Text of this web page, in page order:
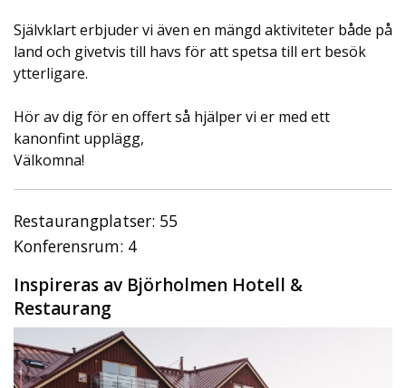
Självklart erbjuder vi även en mängd aktiviteter både på
land och givetvis till havs för att spetsa till ert besök
ytterligare.
Hör av dig för en offert så hjälper vi er med ett
kanonfint upplägg,
Välkomna!
Restaurangplatser: 55
Konferensrum: 4
Inspireras av Björholmen Hotell &
Restaurang